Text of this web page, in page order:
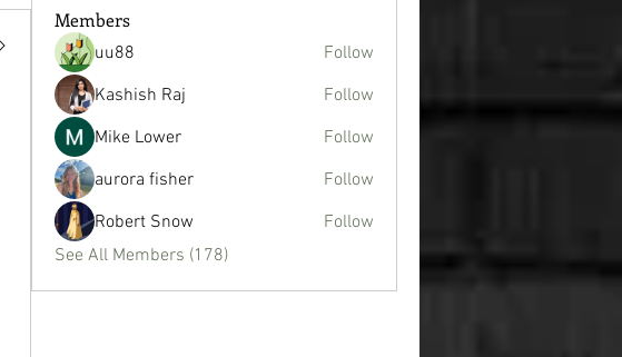
Members
uu88
Follow
Kashish Raj
Follow
Mike Lower
Follow
aurora fisher
Follow
Robert Snow
Follow
See All Members (178)